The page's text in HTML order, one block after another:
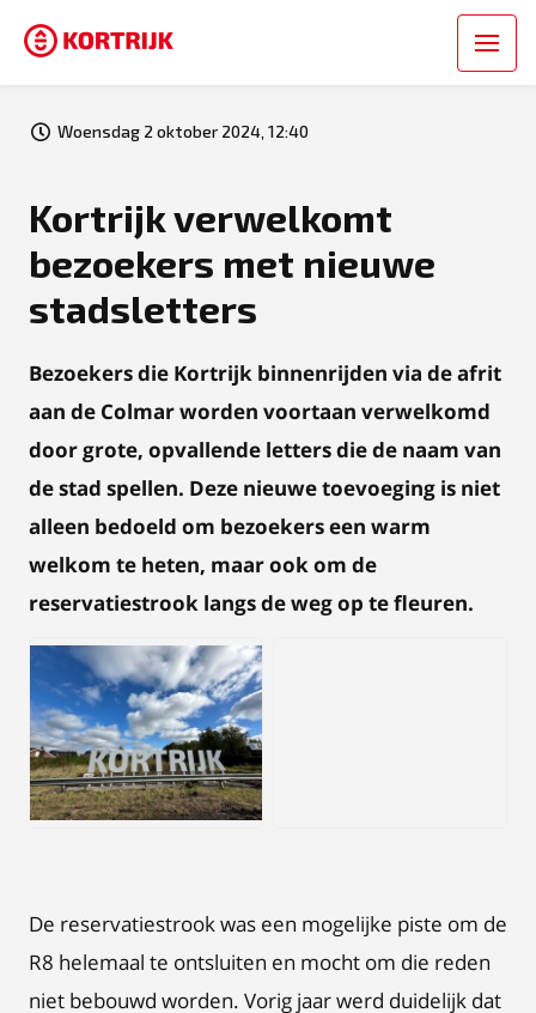
Woensdag 2 oktober 2024, 12:40
Kortrijk verwelkomt
bezoekers met nieuwe
stadsletters
Bezoekers die Kortrijk binnenrijden via de afrit
aan de Colmar worden voortaan verwelkomd
door grote, opvallende letters die de naam van
de stad spellen. Deze nieuwe toevoeging is niet
alleen bedoeld om bezoekers een warm
welkom te heten, maar ook om de
reservatiestrook langs de weg op te fleuren.
JPG
De reservatiestrook was een mogelijke piste om de
R8 helemaal te ontsluiten en mocht om die reden
niet bebouwd worden. Vorig jaar werd duidelijk dat